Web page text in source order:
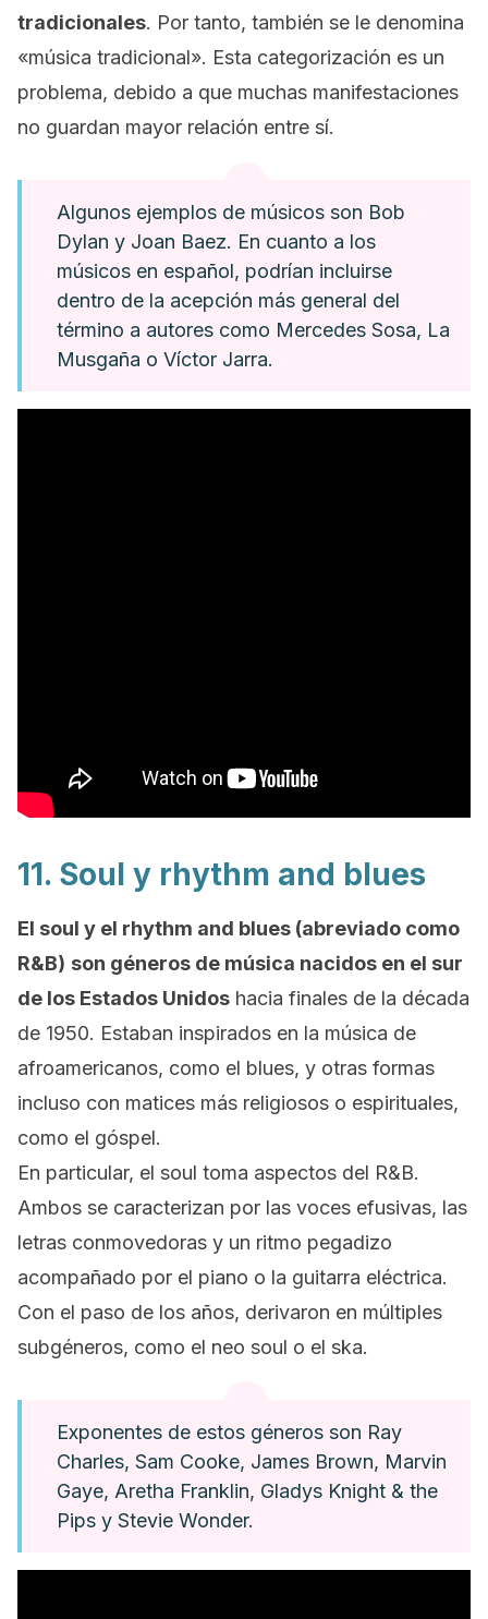
tradicionales. Por tanto, también se le denomina
«música tradicional». Esta categorización es un
problema, debido a que muchas manifestaciones
no guardan mayor relación entre sí.
Algunos ejemplos de músicos son Bob
Dylan y Joan Baez. En cuanto a los
músicos en español, podrían incluirse
dentro de la acepción más general del
término a autores como Mercedes Sosa, La
Musgaña o Víctor Jarra.
11. Soul y rhythm and blues
El soul y el rhythm and blues (abreviado como
R&B) son géneros de música nacidos en el sur
de los Estados Unidos hacia finales de la década
de 1950. Estaban inspirados en la música de
afroamericanos, como el blues, y otras formas
incluso con matices más religiosos o espirituales,
como el góspel.
En particular, el soul toma aspectos del R&B.
Ambos se caracterizan por las voces efusivas, las
letras conmovedoras y un ritmo pegadizo
acompañado por el piano o la guitarra eléctrica.
Con el paso de los años, derivaron en múltiples
subgéneros, como el neo soul o el ska.
Exponentes de estos géneros son Ray
Charles, Sam Cooke, James Brown, Marvin
Gaye, Aretha Franklin, Gladys Knight & the
Pips y Stevie Wonder.